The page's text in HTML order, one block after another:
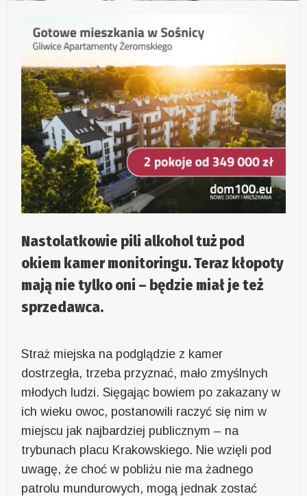
Nastolatkowie pili alkohol tuż pod
okiem kamer monitoringu. Teraz kłopoty
mają nie tylko oni – będzie miał je też
sprzedawca.
Straż miejska na podglądzie z kamer
dostrzegła, trzeba przyznać, mało zmyślnych
młodych ludzi. Sięgając bowiem po zakazany w
ich wieku owoc, postanowili raczyć się nim w
miejscu jak najbardziej publicznym – na
trybunach placu Krakowskiego. Nie wzięli pod
uwagę, że choć w pobliżu nie ma żadnego
patrolu mundurowych, mogą jednak zostać